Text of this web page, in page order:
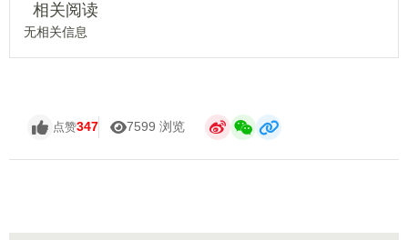
相关阅读
无相关信息
点赞347 7599 浏览